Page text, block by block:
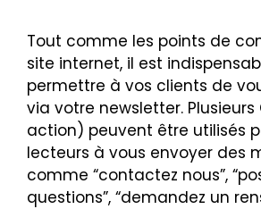
Tout comme les points de
site internet, il est
permettre à vos clients de
via votre newsletter. Plusieurs
action) peuvent être utilisés
lecteurs à vous envoyer des
comme “contactez nous”,
questions”, “demandez un